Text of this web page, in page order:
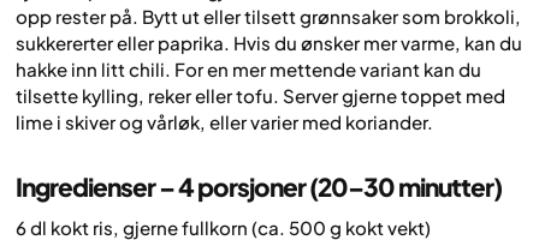
opp rester på. Bytt ut eller tilsett grønnsaker som brokkoli,
sukkererter eller paprika. Hvis du ønsker mer varme, kan du
hakke inn litt chili. For en mer mettende variant kan du
tilsette kylling, reker eller tofu. Server gjerne toppet med
lime i skiver og vårløk, eller varier med koriander.
Ingredienser – 4 porsjoner (20–30 minutter)
6 dl kokt ris, gjerne fullkorn (ca. 500 g kokt vekt)